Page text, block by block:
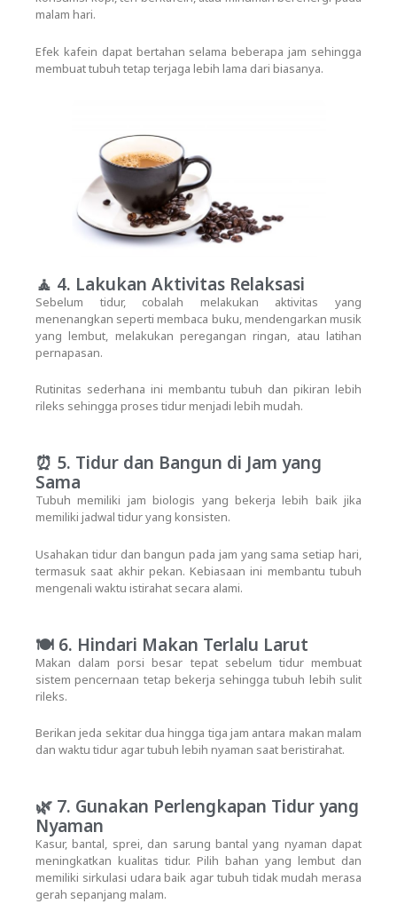
malam hari.
Efek kafein dapat bertahan selama beberapa jam sehingga
membuat tubuh tetap terjaga lebih lama dari biasanya.
🧘 4. Lakukan Aktivitas Relaksasi
Sebelum tidur, cobalah melakukan aktivitas yang
menenangkan seperti membaca buku, mendengarkan musik
yang lembut, melakukan peregangan ringan, atau latihan
pernapasan.
Rutinitas sederhana ini membantu tubuh dan pikiran lebih
rileks sehingga proses tidur menjadi lebih mudah.
⏰ 5. Tidur dan Bangun di Jam yang
Sama
Tubuh memiliki jam biologis yang bekerja lebih baik jika
memiliki jadwal tidur yang konsisten.
Usahakan tidur dan bangun pada jam yang sama setiap hari,
termasuk saat akhir pekan. Kebiasaan ini membantu tubuh
mengenali waktu istirahat secara alami.
🍽️ 6. Hindari Makan Terlalu Larut
Makan dalam porsi besar tepat sebelum tidur membuat
sistem pencernaan tetap bekerja sehingga tubuh lebih sulit
rileks.
Berikan jeda sekitar dua hingga tiga jam antara makan malam
dan waktu tidur agar tubuh lebih nyaman saat beristirahat.
🌿 7. Gunakan Perlengkapan Tidur yang
Nyaman
Kasur, bantal, sprei, dan sarung bantal yang nyaman dapat
meningkatkan kualitas tidur. Pilih bahan yang lembut dan
memiliki sirkulasi udara baik agar tubuh tidak mudah merasa
gerah sepanjang malam.